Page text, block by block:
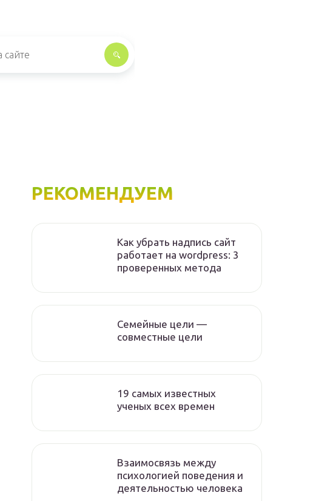
РЕКОМЕНДУЕМ
Как убрать надпись сайт
работает на wordpress: 3
проверенных метода
Семейные цели —
совместные цели
19 самых известных
ученых всех времен
Взаимосвязь между
психологией поведения и
деятельностью человека